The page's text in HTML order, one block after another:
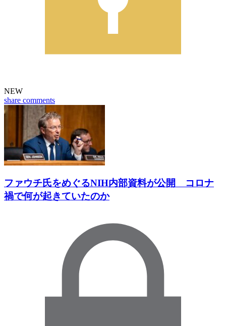
NEW
share comments
ファウチ氏をめぐるNIH内部資料が公開 コロナ
禍で何が起きていたのか